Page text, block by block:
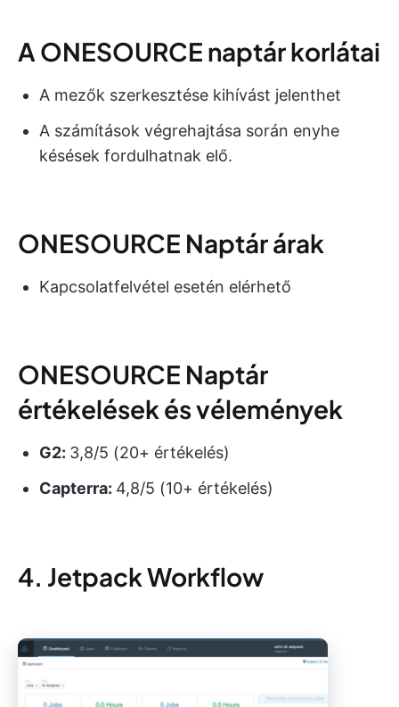
A ONESOURCE naptár korlátai
A mezők szerkesztése kihívást jelenthet
A számítások végrehajtása során enyhe
késések fordulhatnak elő.
ONESOURCE Naptár árak
Kapcsolatfelvétel esetén elérhető
ONESOURCE Naptár
értékelések és vélemények
G2: 3,8/5 (20+ értékelés)
Capterra: 4,8/5 (10+ értékelés)
4. Jetpack Workflow